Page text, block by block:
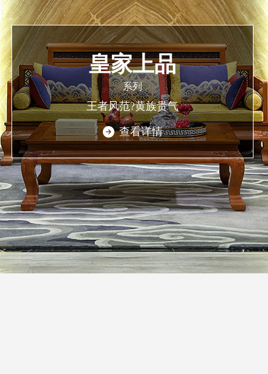
皇家上品
系列
王者风范?黄族贵气
查看详情